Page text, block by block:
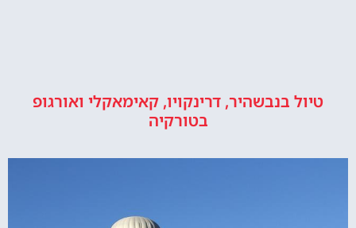
טיול בנבשהיר, דרינקויו, קאימאקלי ואורגופ
בטורקיה